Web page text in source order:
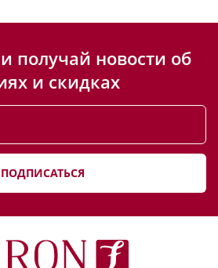
получай новости об
и скидках
ПОДПИСАТЬСЯ